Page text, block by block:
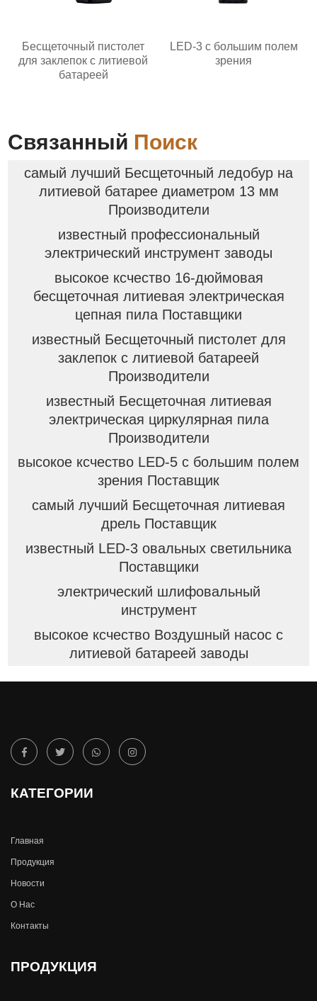
Бесщеточный пистолет
для заклепок с литиевой
батареей
LED-3 с большим полем
зрения
Связанный Поиск
самый лучший Бесщеточный ледобур на
литиевой батарее диаметром 13 мм
Производители
известный профессиональный
электрический инструмент заводы
высокое ксчество 16-дюймовая
бесщеточная литиевая электрическая
цепная пила Поставщики
известный Бесщеточный пистолет для
заклепок с литиевой батареей
Производители
известный Бесщеточная литиевая
электрическая циркулярная пила
Производители
высокое ксчество LED-5 с большим полем
зрения Поставщик
самый лучший Бесщеточная литиевая
дрель Поставщик
известный LED-3 овальных светильника
Поставщики
электрический шлифовальный
инструмент
высокое ксчество Воздушный насос с
литиевой батареей заводы
КАТЕГОРИИ
Главная
Продукция
Новости
О Hас
Контакты
ПРОДУКЦИЯ